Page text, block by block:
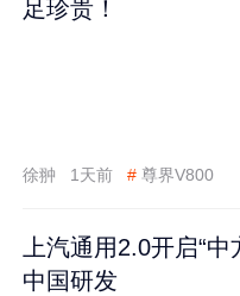
足珍贵！
徐翀 1天前 # 尊界V800
上汽通用2.0开启“
中国研发